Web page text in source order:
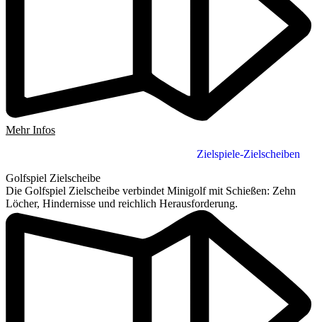
Mehr Infos
Zielspiele-Zielscheiben
Golfspiel Zielscheibe
Die Golfspiel Zielscheibe verbindet Minigolf mit Schießen: Zehn
Löcher, Hindernisse und reichlich Herausforderung.